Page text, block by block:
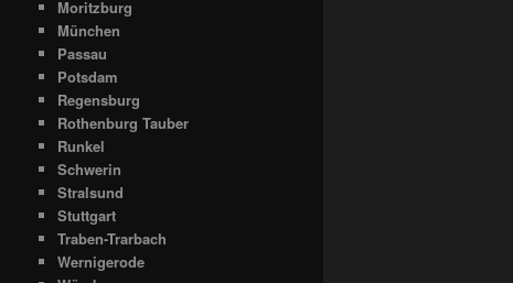
Moritzburg
München
Passau
Potsdam
Regensburg
Rothenburg Tauber
Runkel
Schwerin
Stralsund
Stuttgart
Traben-Trarbach
Wernigerode